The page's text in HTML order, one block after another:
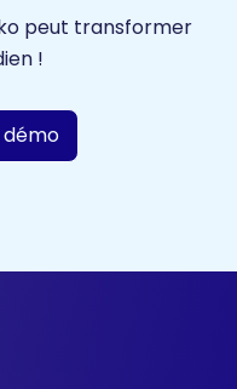
peut transformer
!
démo